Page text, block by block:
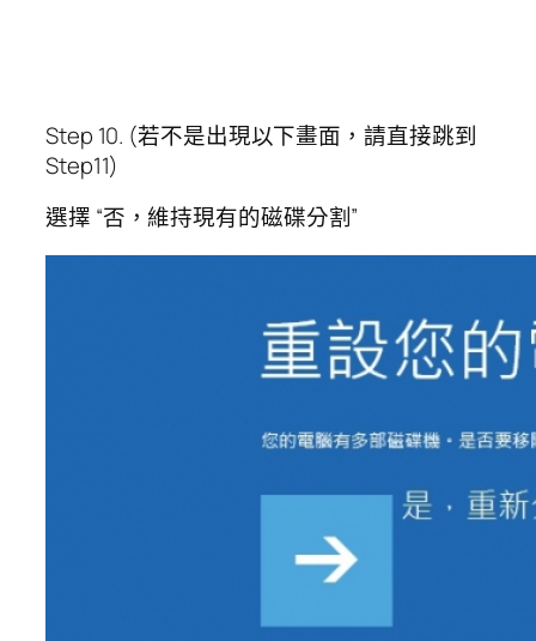
Step 10. (若不是出現以下畫面，請直接跳到
Step11)
選擇 “否，維持現有的磁碟分割”